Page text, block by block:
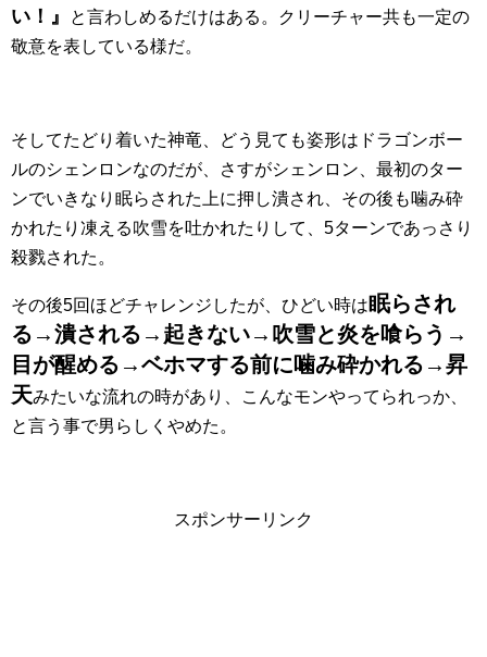
い！』
と言わしめるだけはある。クリーチャー共も一定の
敬意を表している様だ。
そしてたどり着いた神竜、どう見ても姿形はドラゴンボー
ルのシェンロンなのだが、さすがシェンロン、最初のター
ンでいきなり眠らされた上に押し潰され、その後も噛み砕
かれたり凍える吹雪を吐かれたりして、5ターンであっさり
殺戮された。
その後5回ほどチャレンジしたが、ひどい時は眠らされ
る→潰される→起きない→吹雪と炎を喰らう→
目が醒める→ベホマする前に噛み砕かれる→昇
天みたいな流れの時があり、こんなモンやってられっか、
と言う事で男らしくやめた。
スポンサーリンク